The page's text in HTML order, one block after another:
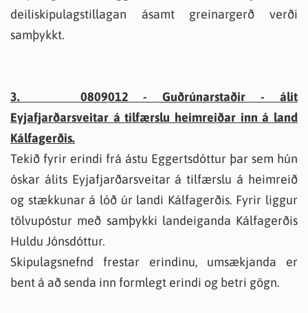
deiliskipulagstillagan ásamt greinargerð verði
samþykkt.
3. 0809012 - Guðrúnarstaðir - álit
Eyjafjarðarsveitar á tilfærslu heimreiðar inn á land
Kálfagerðis.
Tekið fyrir erindi frá ástu Eggertsdóttur þar sem hún
óskar álits Eyjafjarðarsveitar á tilfærslu á heimreið
og stækkunar á lóð úr landi Kálfagerðis. Fyrir liggur
tölvupóstur með samþykki landeiganda Kálfagerðis
Huldu Jónsdóttur.
Skipulagsnefnd frestar erindinu, umsækjanda er
bent á að senda inn formlegt erindi og betri gögn.